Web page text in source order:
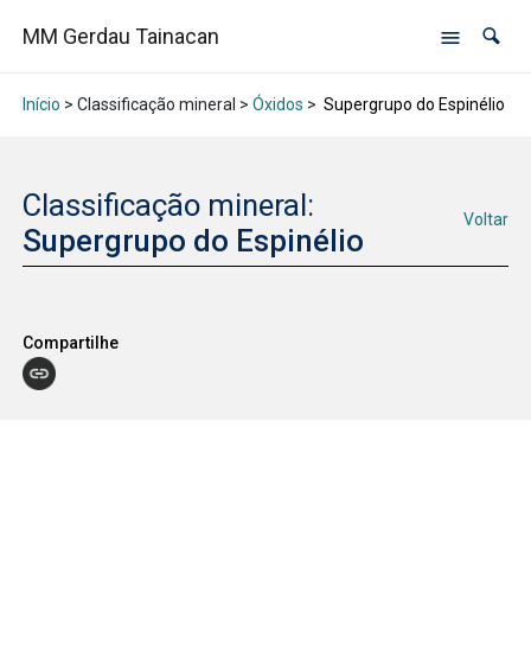
MM Gerdau Tainacan
Início > Classificação mineral > Óxidos > Supergrupo do Espinélio
Classificação mineral:
Supergrupo do Espinélio
Voltar
Compartilhe